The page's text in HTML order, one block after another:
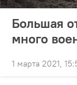
Большая
много
1 марта 2021,